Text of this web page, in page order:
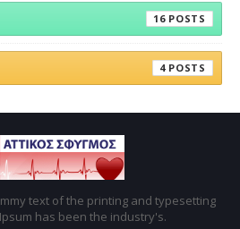
16
4
text of the printing and typesetting
has been the industry's.